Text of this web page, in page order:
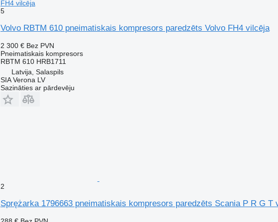
FH4 vilcēja
5
Volvo RBTM 610 pneimatiskais kompresors paredzēts Volvo FH4 vilcēja
2 300 € Bez PVN
Pneimatiskais kompresors
RBTM 610 HRB1711
Latvija, Salaspils
SIA Verona LV
Sazināties ar pārdevēju
2
Sprężarka 1796663 pneimatiskais kompresors paredzēts Scania P R G T